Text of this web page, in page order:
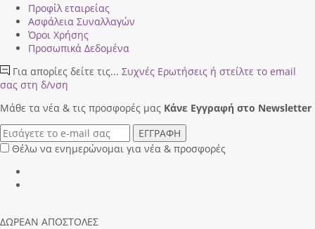
Προφίλ εταιρείας
Ασφάλεια Συναλλαγών
Όροι Χρήσης
Προσωπικά Δεδομένα
Για απορίες δείτε τις... Συχνές Ερωτήσεις ή στείλτε το email
σας στη δ/νση
Μάθε τα νέα & τις προσφορές μας Κάνε Eγγραφή στο Newsletter
ΕΓΓΡΑΦΗ
Θέλω να ενημερώνομαι για νέα & προσφορές
ΔΩΡΕΑΝ ΑΠΟΣΤΟΛΕΣ